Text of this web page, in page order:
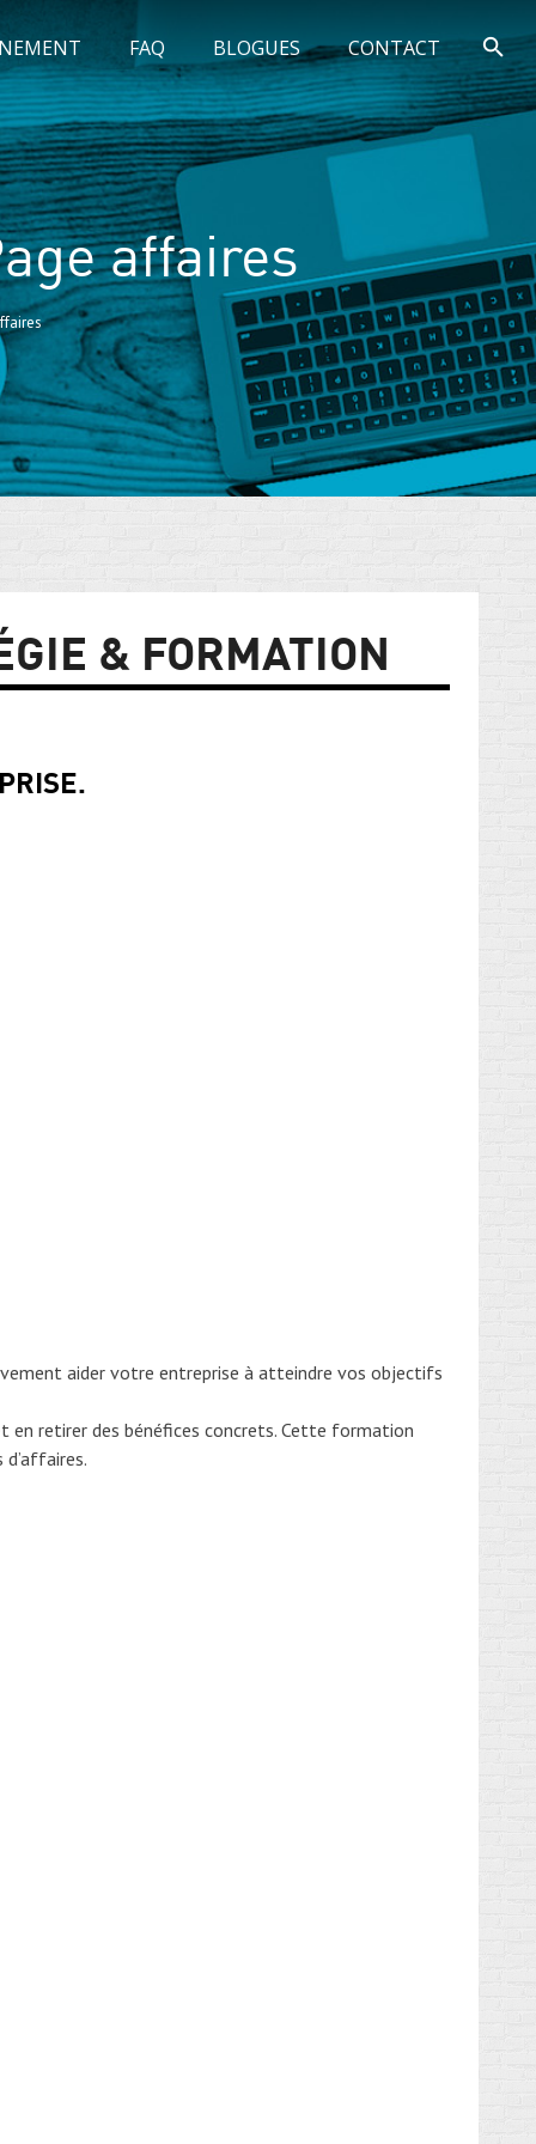
FAQ BLOGUES CONTACT
affaires
& FORMATION
aider votre entreprise à atteindre vos objectifs
retirer des bénéfices concrets. Cette formation